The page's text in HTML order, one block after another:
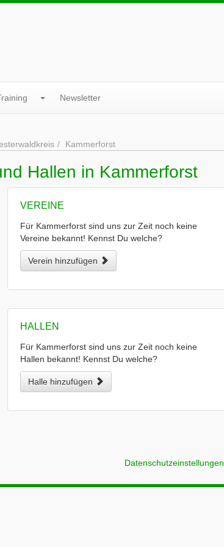
Newsletter
Kammerforst
Hallen in Kammerforst
VEREINE
Für Kammerforst sind uns zur Zeit noch keine
Vereine bekannt! Kennst Du welche?
Verein hinzufügen
HALLEN
Für Kammerforst sind uns zur Zeit noch keine
Hallen bekannt! Kennst Du welche?
Halle hinzufügen
Datenschutzeinstellungen